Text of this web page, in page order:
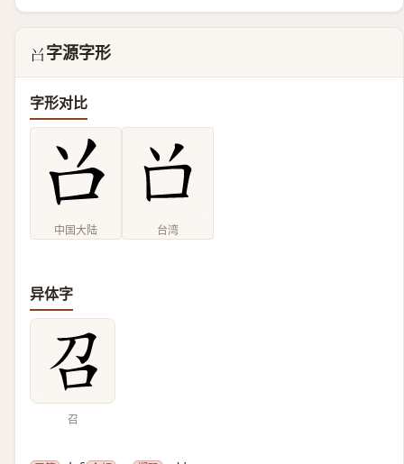
𠮦 字源字形
字形对比
中国大陆 台湾
异体字
召